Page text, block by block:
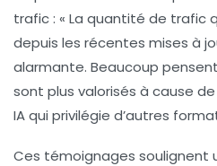
trafic : « La quantité de trafic
depuis les récentes mises à
alarmante. Beaucoup
sont plus valorisés à cause
IA qui privilégie d’autres
Ces témoignages soulignent